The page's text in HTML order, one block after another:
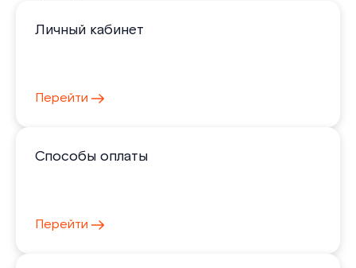
Личный кабинет
Перейти
Способы оплаты
Перейти